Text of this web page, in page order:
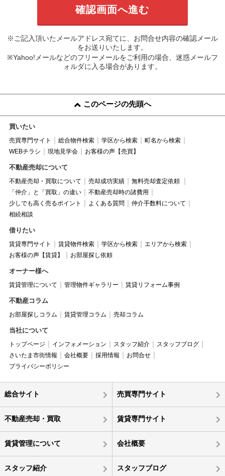
※ご記入頂いたメールアドレス宛てに、お問合せ内容の確認メール
をお送りいたします。
※Yahoo!メールなどのフリーメールをご利用の場合、迷惑メールフ
ォルダに入る場合があります。
このページの先頭へ
買いたい
売買専門サイト 総合物件検索 学区から検索
町名から検索
WEBチラシ
現地見学会 お客様の声【売買】
不動産売却について
不動産売却・買取について 売却成功実績
無料売却査定依頼
「仲介」と「買取」の違い
不動産売却時の諸費用
少しでも高く売るポイント
よくある質問
仲介手数料について
相続相談
借りたい
賃貸専門サイト 賃貸物件検索 学区から検索
エリアから検索
お客様の声【賃貸】
お部屋探し依頼
オーナー様へ
賃貸管理について 管理物件ギャラリー 賃貸リフォーム事例
不動産コラム
お部屋探しコラム 賃貸管理コラム 売却コラム
当社について
トップページ インフォメーション スタッフ紹介
スタッフブログ
さいたま市街情報
会社概要 採用情報
お問合せ
プライバシーポリシー
総合サイト 売買専門サイト
不動産売却・買取 賃貸専門サイト
賃貸管理について 会社概要
スタッフ紹介 スタッフブログ